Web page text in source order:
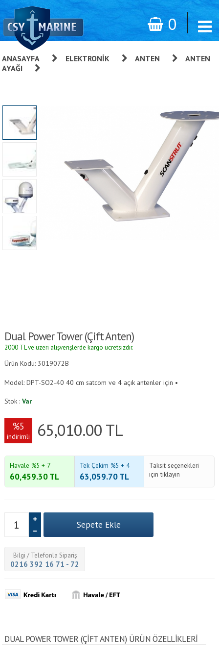
0
ANASAYFA ELEKTRONIK ANTEN
ANTEN
AYAĞI
Dual Power Tower (çift Anten)
2000 TL ve üzeri alışverişlerde kargo ücretsizdir.
Ürün Kodu: 3019072B
Model: DPT-SO2-40 40 cm satcom ve 4 açık antenler için •
Stok :Var
%5
indirimli 65,010.00 TL
Havale %5 + 7
60,459.30TL
Tek Çekim %5 + 4
63,059.70TL
Taksit seçenekleri
için tıklayın
Bilgi / Telefonla Sipariş
0216 392 16 71 - 72
DUAL POWER TOWER (ÇIFT ANTEN) ÜRÜN ÖZELLİKLERİ